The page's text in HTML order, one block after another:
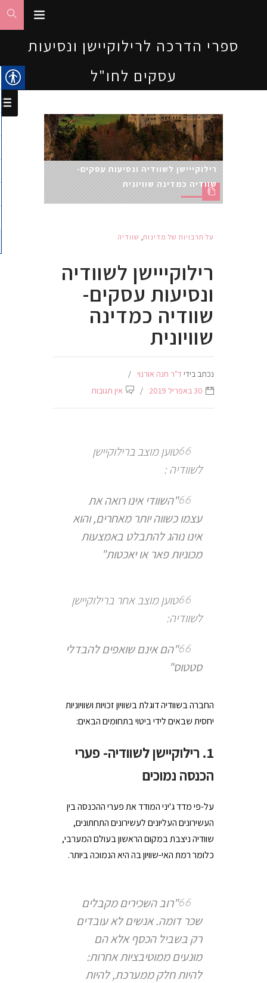
ספרי הדרכה לרילוקיישן ונסיעות
עסקים לחו"ל
רילוקייישן לשוודיה ונסיעות עסקים-
שוודיה כמדינה שוויונית
על תרבויות של מדינות, שוודיה
רילוקייישן לשוודיה
ונסיעות עסקים-
שוודיה כמדינה
שוויונית
נכתב בידיד"ר חנה אורנוי
30 באפריל 2019
אין תגובות
טוען מוצב ברילוקיישן
לשוודיה :
"השוודי אינו רואה את
עצמו כשווה יותר מאחרים, והוא
אינו נוהג להתבלט באמצעות
מכוניות פאר או יאכטות"
טוען מוצב אחר ברילוקיישן
לשוודיה:
"הם אינם שואפים להבדלי
סטטוס"
החברה בשוודיה דוגלת בשוויון זכויות ושוויוניות
יחסית שבאים לידי ביטוי בתחומים הבאים:
1. רילוקיישן לשוודיה- פערי
הכנסה נמוכים
על-פי מדד ג'יני המודד את פערי ההכנסה בין
העשירונים העליונים לעשירונים התחתונים,
שוודיה ניצבת במקום הראשון בעולם המערבי,
כלומר רמת האי-שוויון בה היא הנמוכה ביותר.
"רוב השכירים מקבלים
שכר דומה. אנשים לא עובדים
רק בשביל הכסף אלא הם
מונעים ממוטיבציות אחרות:
להיות חלק ממערכת, להיות